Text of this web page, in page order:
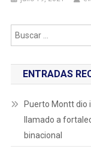
ENTRADAS
Puerto Montt dio
llamado a
binacional